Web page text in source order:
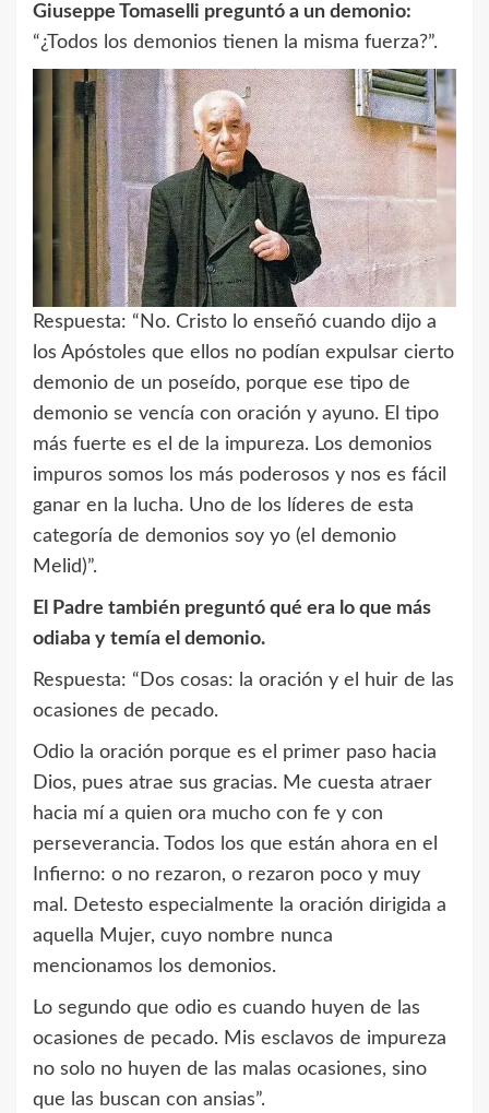
Giuseppe Tomaselli preguntó a un demonio:
“¿Todos los demonios tienen la misma fuerza?”.
Respuesta: “No. Cristo lo enseñó cuando dijo a
los Apóstoles que ellos no podían expulsar cierto
demonio de un poseído, porque ese tipo de
demonio se vencía con oración y ayuno. El tipo
más fuerte es el de la impureza. Los demonios
impuros somos los más poderosos y nos es fácil
ganar en la lucha. Uno de los líderes de esta
categoría de demonios soy yo (el demonio
Melid)”.
El Padre también preguntó qué era lo que más
odiaba y temía el demonio.
Respuesta: “Dos cosas: la oración y el huir de las
ocasiones de pecado.
Odio la oración porque es el primer paso hacia
Dios, pues atrae sus gracias. Me cuesta atraer
hacia mí a quien ora mucho con fe y con
perseverancia. Todos los que están ahora en el
Infierno: o no rezaron, o rezaron poco y muy
mal. Detesto especialmente la oración dirigida a
aquella Mujer, cuyo nombre nunca
mencionamos los demonios.
Lo segundo que odio es cuando huyen de las
ocasiones de pecado. Mis esclavos de impureza
no solo no huyen de las malas ocasiones, sino
que las buscan con ansias”.